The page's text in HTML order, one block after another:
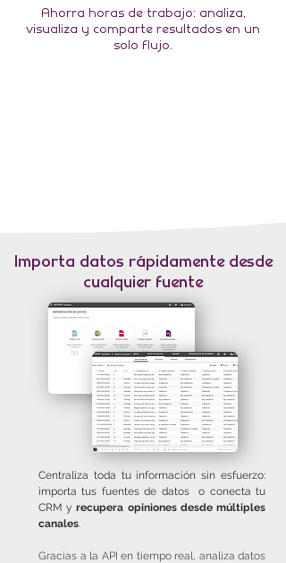
Ahorra horas de trabajo: analiza,
visualiza y comparte resultados en un
solo flujo.
Importa datos rápidamente desde
cualquier fuente
Centraliza toda tu información sin esfuerzo:
importa tus fuentes de datos o conecta tu
CRM yrecupera opiniones desde múltiples
canales.
Gracias a la API en tiempo real, analiza datos